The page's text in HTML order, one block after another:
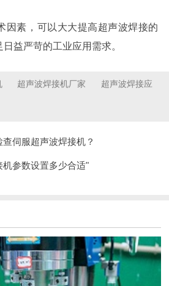
因素，可以大大提高超声波焊接的
益严苛的工业应用需求。
超声波焊接机厂家 超声波焊接应
伺服超声波焊接机？
机参数设置多少合适"